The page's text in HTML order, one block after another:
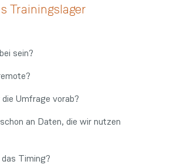
Trainingslager
sein?
Umfrage vorab?
an Daten, die wir nutzen
Timing?